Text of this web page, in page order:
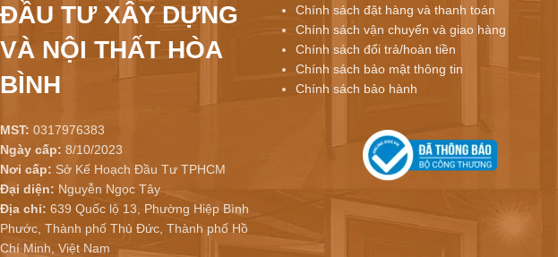
ĐẦU TƯ XÂY DỰNG
VÀ NỘI THẤT HÒA
BÌNH
MST: 0317976383
Ngày cấp: 8/10/2023
Nơi cấp: Sở Kế Hoạch Đầu Tư TPHCM
Đại diện: Nguyễn Ngọc Tây
Địa chỉ: 639 Quốc lộ 13, Phường Hiệp Bình
Phước, Thành phố Thủ Đức, Thành phố Hồ
Chí Minh, Việt Nam
Chính sách đặt hàng và thanh toán
Chính sách vận chuyển và giao hàng
Chính sách đổi trả/hoàn tiền
Chính sách bảo mật thông tin
Chính sách bảo hành